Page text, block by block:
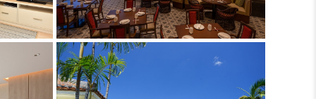
キビーチリゾート ホテル＆ヴィラズレストラン1 | フサキビーチ